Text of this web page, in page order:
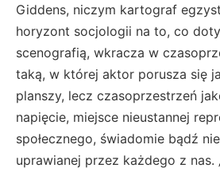
Giddens, niczym kartograf
horyzont socjologii na to, co
scenografią, wkracza w
taką, w której aktor porusza się
planszy, lecz czasoprzestrzeń
napięcie, miejsce nieustannej
społecznego, świadomie bądź
uprawianej przez każdego z nas.